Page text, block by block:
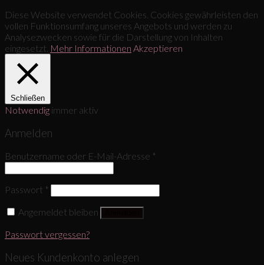
Diese Website verwendet Cookies. Cookies gewährleisten den
vollen Funktionsumfang unseres Angebots und werden zu
Analysezwecken sowie für die Darstellung von Inhalten
eingesetzt. Mehr Informationen Akzeptieren
Schließen
Notwendig immer aktiv
Anmelden
Benutzername oder E-Mail-Adresse *
Passwort *
Angemeldet bleiben
Passwort vergessen?
Neues Kundenkonto anlegen